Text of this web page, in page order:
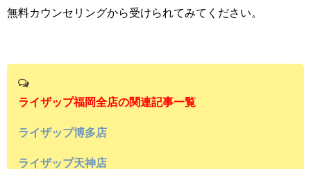
無料カウンセリングから受けられてみてください。
ライザップ福岡全店の関連記事一覧
ライザップ博多店
ライザップ天神店